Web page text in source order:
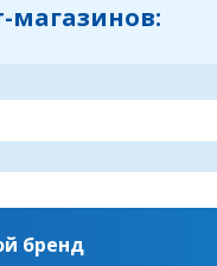
магазинов:
бренд